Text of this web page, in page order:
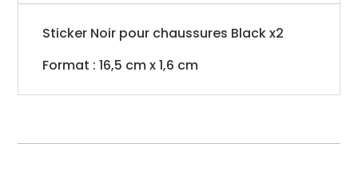
Sticker Noir pour chaussures Black x2
Format : 16,5 cm x 1,6 cm